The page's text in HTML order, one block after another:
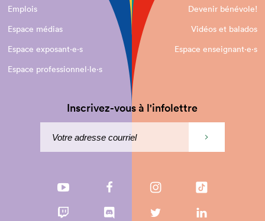
Emplois
Devenir bénévole!
Espace médias
Vidéos et balados
Espace exposant·e⋅s
Espace enseignant·e⋅s
Espace professionnel·le⋅s
Inscrivez-vous à l'infolettre